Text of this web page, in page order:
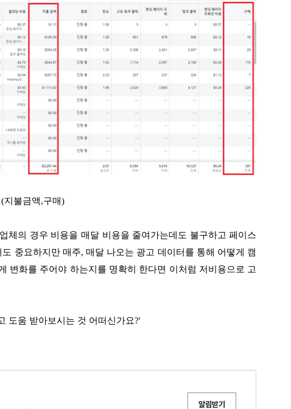
지불금액,구매)
체의 경우 비용을 매달 비용을 줄여가는데도 불구하고 페이스
중요하지만 매주, 매달 나오는 광고 데이터를 통해 어떻게 캠
변화를 주어야 하는지를 명확히 한다면 이처럼 저비용으로 고
도움 받아보시는 것 어떠신가요?'
알림받기